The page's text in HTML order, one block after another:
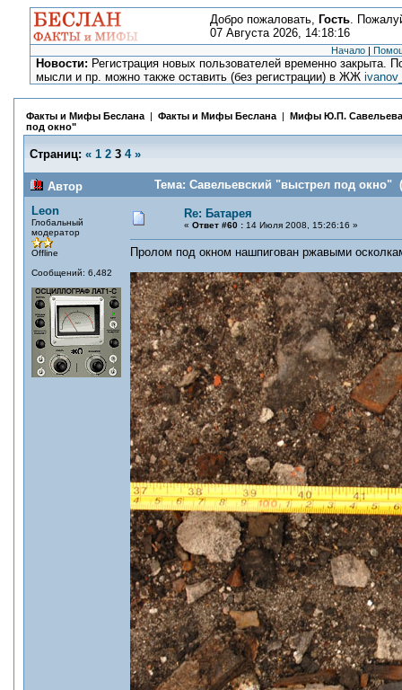
Добро пожаловать, Гость.
07 Августа 2026, 14:18:16
Начало |
Новости: Регистрация новых пользователей временно закрыта.
мысли и пр. можно также оставить (без регистрации) в ЖЖ
Факты и Мифы Беслана | Факты и Мифы Беслана | Мифы Ю.П. Савельева
под окно"
Страниц: « 1 2 3 4 »
Автор
Тема: Савельевский "выстрел под окно"
Leon
Глобальный
модератор
Offline
Сообщений: 6,482
Re: Батарея
« Ответ #60 : 14 Июля 2008, 15:26:16 »
Пролом под окном нашпигован ржавыми